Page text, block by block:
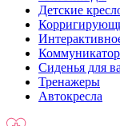
Детские
Сиденья для
Тренажеры
Автокресла